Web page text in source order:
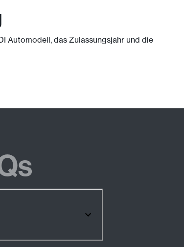
Automodell, das Zulassungsjahr und die